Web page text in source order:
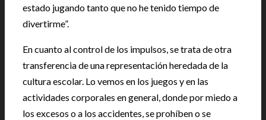
estado jugando tanto que no he tenido tiempo de
divertirme”.
En cuanto al control de los impulsos, se trata de otra
transferencia de una representación heredada de la
cultura escolar. Lo vemos en los juegos y en las
actividades corporales en general, donde por miedo a
los excesos o a los accidentes, se prohíben o se